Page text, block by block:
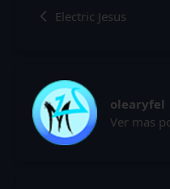
Electric Jesus
olearyfel
Ver mas